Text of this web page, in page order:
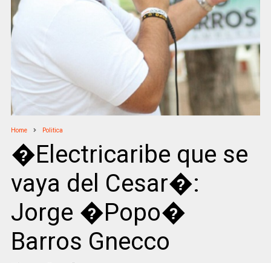
Home Politica
�Electricaribe que se
vaya del Cesar�:
Jorge �Popo�
Barros Gnecco